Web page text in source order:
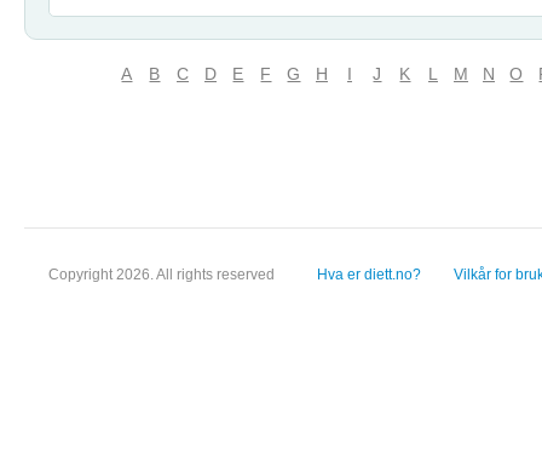
A B C D E F G H I J K L M N O
Copyright 2026. All rights reserved Hva er diett.no? Vilkår for